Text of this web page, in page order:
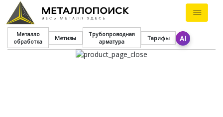
Металло
обработка
Метизы
Трубопроводная
арматура
Тарифы AI